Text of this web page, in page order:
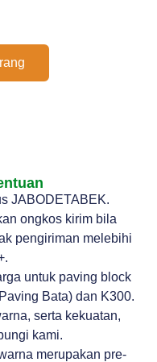
JABODETABEK.
ongkos kirim bila
pengiriman melebihi
untuk paving block
Bata) dan K300.
serta kekuatan,
kami.
merupakan pre-